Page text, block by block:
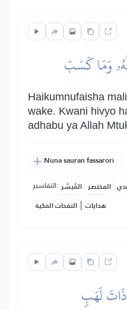
وَمَا كَسَبَ
Haikumnufaisha
wake. Kwani hivyo
adhabu ya Allah
Nuna sauran fassarori
التفاسير: المُيسَّر المختصر
النفحات المكية | هدايات
لَهَبٖ